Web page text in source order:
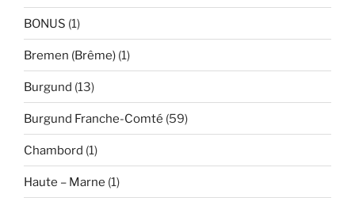
BONUS (1)
Bremen (Brême) (1)
Burgund (13)
Burgund Franche-Comté (59)
Chambord (1)
Haute – Marne (1)